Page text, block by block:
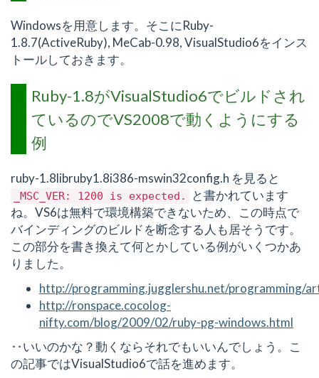
Windowsを用意します。そこにRuby-
1.8.7(ActiveRuby), MeCab-0.98, VisualStudio6をインス
トールしておきます。
Ruby-1.8がVisualStudio6でビルドされ
ているのでVS2008で動くようにする
例
ruby-1.8libruby1.8i386-mswin32config.h を見ると
_MSC_VER: 1200 is expected.
と書かれています
ね。VS6は無料で環境構築できないため、この時点で
バインディングのビルドを断念する人も居そうです。
この部分を書き換えて何とかしている例がいくつかあ
りました。
http://programming.jugglershu.net/programming/
http://ronspace.cocolog-
nifty.com/blog/2009/02/ruby-pg-windows.html
‥いいのかな？動くならそれでもいいんでしょう。こ
の記事ではVisualStudio6で話を進めます。